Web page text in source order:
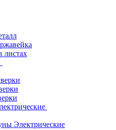
листах
Электрические